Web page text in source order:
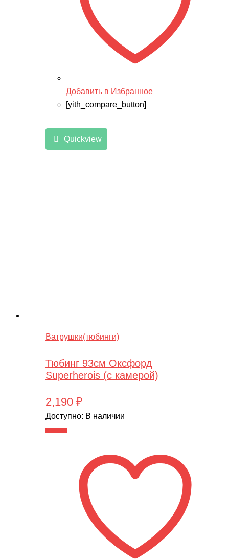
Добавить в Избранное
[yith_compare_button]
Quickview
Ватрушки(тюбинги)
Тюбинг 93см Оксфорд
Superherois (с камерой)
2,190 ₽
Доступно: В наличии